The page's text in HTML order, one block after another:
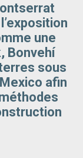
une
Bonvehí
sous
afin